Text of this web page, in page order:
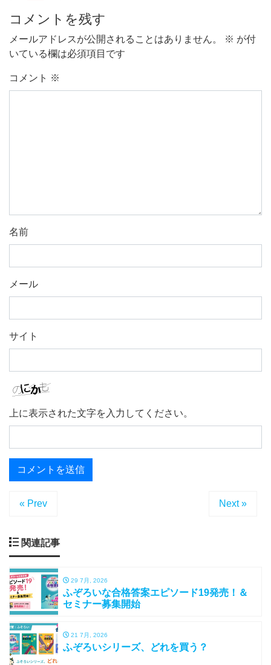
コメントを残す
メールアドレスが公開されることはありません。 ※ が付
いている欄は必須項目です
コメント ※
名前
メール
サイト
上に表示された文字を入力してください。
« Prev Next »
関連記事
29 7月, 2026
ふぞろいな合格答案エピソード19発売！＆
セミナー募集開始
21 7月, 2026
ふぞろいシリーズ、どれを買う？